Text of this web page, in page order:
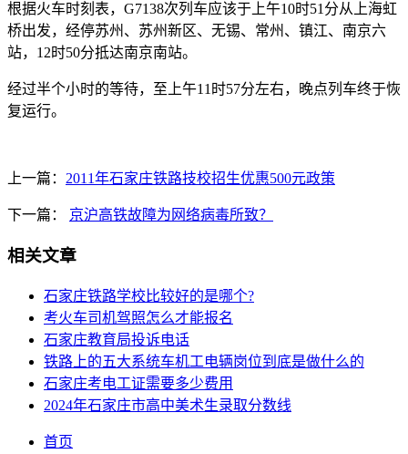
根据火车时刻表，G7138次列车应该于上午10时51分从上海虹
桥出发，经停苏州、苏州新区、无锡、常州、镇江、南京六
站，12时50分抵达南京南站。
经过半个小时的等待，至上午11时57分左右，晚点列车终于恢
复运行。
上一篇： 2011年石家庄铁路技校招生优惠500元政策
下一篇： 京沪高铁故障为网络病毒所致？
相关文章
石家庄铁路学校比较好的是哪个?
考火车司机驾照怎么才能报名
石家庄教育局投诉电话
铁路上的五大系统车机工电辆岗位到底是做什么的
石家庄考电工证需要多少费用
2024年石家庄市高中美术生录取分数线
首页